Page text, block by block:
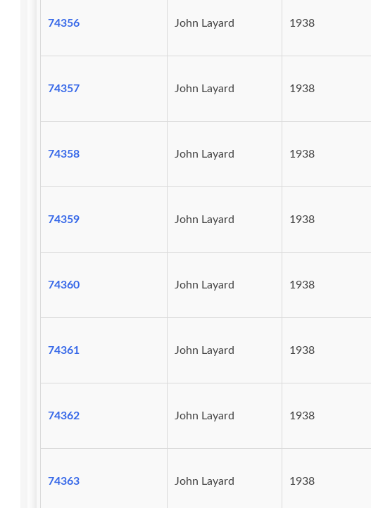
74356 John Layard 1938
74357 John Layard 1938
74358 John Layard 1938
74359 John Layard 1938
74360 John Layard 1938
74361 John Layard 1938
74362 John Layard 1938
74363 John Layard 1938